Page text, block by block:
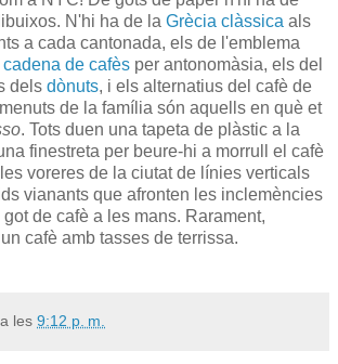
N'hi ha de la Grècia clàssica als
a cada cantonada, els de l'emblema
cadena de cafès per antonomàsia, els del
dels dònuts, i els alternatius del cafè de
de la família són aquells en què et
. Tots duen una tapeta de plàstic a la
finestreta per beure-hi a morrull el cafè
voreres de la ciutat de línies verticals
vianants que afronten les inclemències
de cafè a les mans. Rarament,
cafè amb tasses de terrissa.
les 9:12 p. m.